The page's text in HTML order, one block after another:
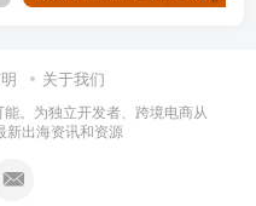
关于我们
。为独立开发者、跨境电商从
新出海资讯和资源